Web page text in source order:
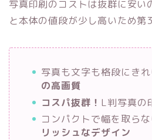
写真印刷のコストは抜群に安い
と本体の値段が少し高いため第
写真も文字も格段にきれ
の高画質
コスパ抜群！ L判写真の
コンパクトで幅を取らな
リッシュなデザイン